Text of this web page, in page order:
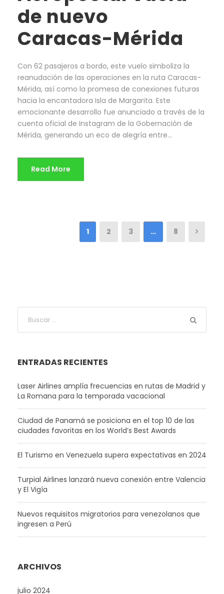
de nuevo
Caracas-Mérida
Con 62 pasajeros a bordo, este vuelo simboliza la
reanudación de las operaciones en la ruta Caracas-
Mérida, así como la promesa de conexiones futuras
hacia la encantadora Isla de Margarita. Este
emocionante desarrollo fue anunciado a través de la
cuenta oficial de Instagram de la Gobernación de
Mérida, generando un eco de alegría entre...
Read More
1 2 3 … 8
ENTRADAS RECIENTES
Laser Airlines amplía frecuencias en rutas de Madrid y
La Romana para la temporada vacacional
Ciudad de Panamá se posiciona en el top 10 de las
ciudades favoritas en los World’s Best Awards
El Turismo en Venezuela supera expectativas en 2024
Turpial Airlines lanzará nueva conexión entre Valencia
y El Vigía
Nuevos requisitos migratorios para venezolanos que
ingresen a Perú
ARCHIVOS
julio 2024